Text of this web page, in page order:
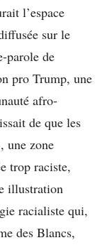
l’espace
sur le
parole de
pro Trump, une
afro-
de que les
une zone
trop raciste,
illustration
racialiste qui,
des Blancs,